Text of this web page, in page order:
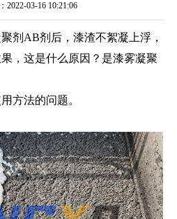
2022-03-16 10:21:06
剂AB剂后，漆渣不絮凝上浮，
，这是什么原因？是漆雾凝聚
方法的问题。